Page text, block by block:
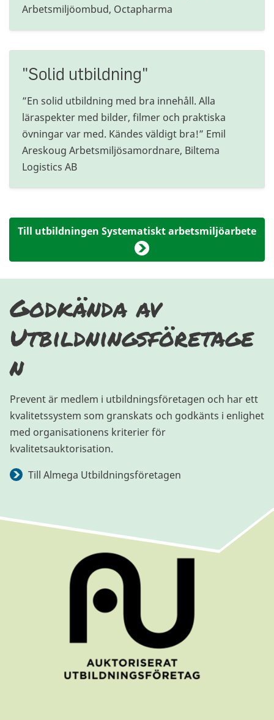
Arbetsmiljöombud, Octapharma
"Solid utbildning"
”En solid utbildning med bra innehåll. Alla
läraspekter med bilder, filmer och praktiska
övningar var med. Kändes väldigt bra!” Emil
Areskoug Arbetsmiljösamordnare, Biltema
Logistics AB
Till utbildningen Systematiskt arbetsmiljöarbete
Godkända av
Utbildningsföretage
n
Prevent är medlem i utbildningsföretagen och har ett
kvalitetssystem som granskats och godkänts i enlighet
med organisationens kriterier för
kvalitetsauktorisation.
Till Almega Utbildningsföretagen